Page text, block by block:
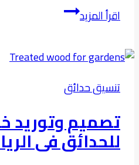
اقرأ المزيدطريقة
تمديد
ري
دليل
للمبتدئين
والمحترفين
تنسيق حدائق
تصميم وتوريد
للحدائق فى